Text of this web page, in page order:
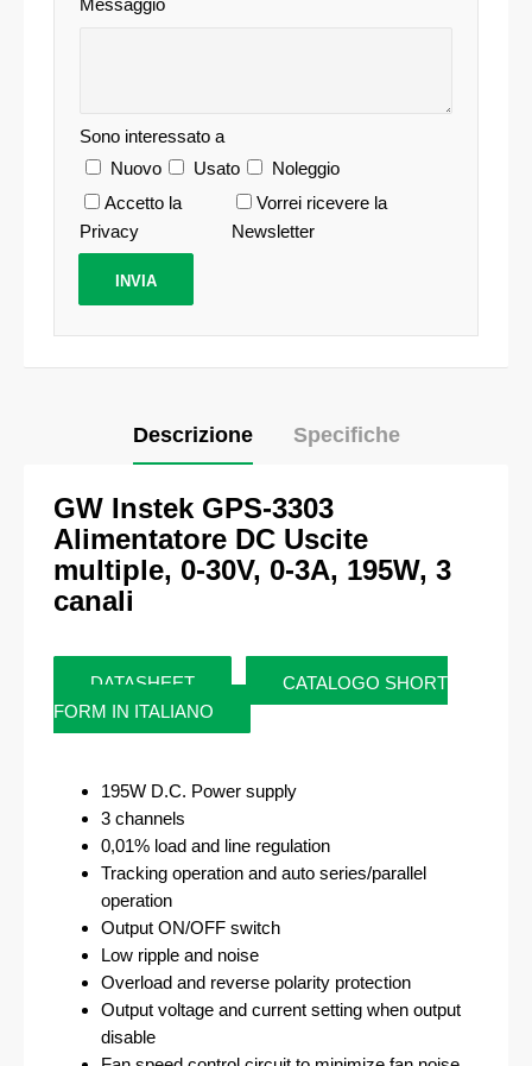
Messaggio
Sono interessato a
Nuovo
Usato
Noleggio
Accetto la
Privacy
Vorrei ricevere la
Newsletter
Descrizione Specifiche
GW Instek GPS-3303
Alimentatore DC Uscite
multiple, 0-30V, 0-3A, 195W, 3
canali
DATASHEET
CATALOGO SHORT
FORM IN ITALIANO
195W D.C. Power supply
3 channels
0,01% load and line regulation
Tracking operation and auto series/parallel
operation
Output ON/OFF switch
Low ripple and noise
Overload and reverse polarity protection
Output voltage and current setting when output
disable